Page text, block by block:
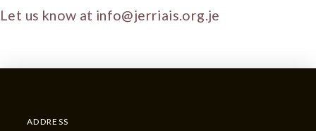
Let us know at info@jerriais.org.je
ADDRESS